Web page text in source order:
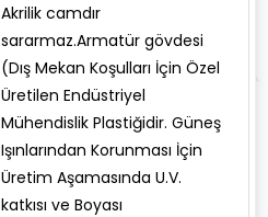
Akrilik camdır
sararmaz.Armatür gövdesi
(Dış Mekan Koşulları İçin Özel
Üretilen Endüstriyel
Mühendislik Plastiğidir. Güneş
Işınlarından Korunması İçin
Üretim Aşamasında U.V.
katkısı ve Boyası